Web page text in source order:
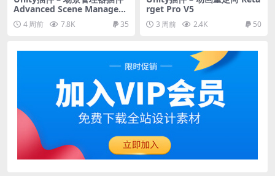
Advanced Scene Manager
3 4 周前 7.8K 35
rget Pro V5
3 周前 2.4K 50